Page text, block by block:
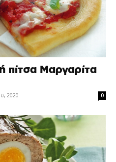
πίτσα Μαργαρίτα
2020 0